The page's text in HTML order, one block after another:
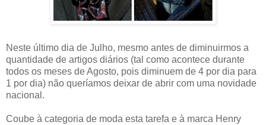
Neste último dia de Julho, mesmo antes de diminuirmos a
quantidade de artigos diários (tal como acontece durante
todos os meses de Agosto, pois diminuem de 4 por dia para
1 por dia) não queríamos deixar de abrir com uma novidade
nacional.
Coube à categoria de moda esta tarefa e à marca Henry